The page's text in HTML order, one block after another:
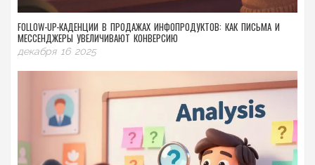
FOLLOW-UP-КАДЕНЦИИ В ПРОДАЖАХ ИНФОПРОДУКТОВ: КАК ПИСЬМА И
МЕССЕНДЖЕРЫ УВЕЛИЧИВАЮТ КОНВЕРСИЮ
декабря 16 2025